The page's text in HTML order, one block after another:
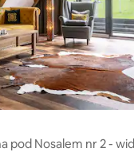
pod Nosalem nr 2 -